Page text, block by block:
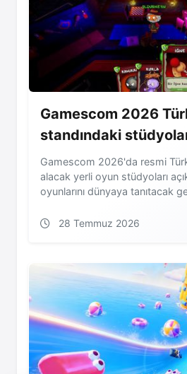
Gamescom 2026
standındaki
Gamescom 2026'da resmi
alacak yerli oyun stüdyoları
oyunlarını dünyaya tanıtacak
28 Temmuz 2026